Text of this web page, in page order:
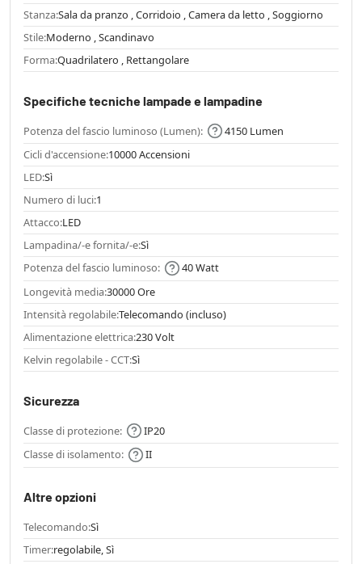
Stanza:Sala da pranzo , Corridoio , Camera da letto , Soggiorno
Stile:Moderno , Scandinavo
Forma:Quadrilatero , Rettangolare
Specifiche tecniche lampade e lampadine
Potenza del fascio luminoso (Lumen):
4150 Lumen
Cicli d'accensione:10000 Accensioni
LED:Sì
Numero di luci:1
Attacco:LED
Lampadina/-e fornita/-e:Sì
Potenza del fascio luminoso:
40 Watt
Longevità media:30000 Ore
Intensità regolabile:Telecomando (incluso)
Alimentazione elettrica:230 Volt
Kelvin regolabile - CCT:Sì
Sicurezza
Classe di protezione:
IP20
Classe di isolamento:
II
Altre opzioni
Telecomando:Sì
Timer:regolabile, Sì